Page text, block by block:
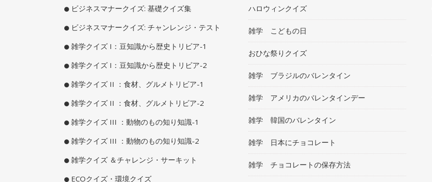
ビジネスマナークイズ: 基礎クイズ集
ビジネスマナークイズ: チャンレンジ・テスト
雑学クイズ I：豆知識から歴史トリビア-1
雑学クイズ I：豆知識から歴史トリビア-2
雑学クイズ II ：食材、グルメトリビア-1
雑学クイズ II ：食材、グルメトリビア-2
雑学クイズ III ：動物のもの知り知識-1
雑学クイズ III ：動物のもの知り知識-2
雑学クイズ ＆チャレンジ・サーキット
ECOクイズ・環境クイズ
ハロウィンクイズ
雑学 こどもの日
おひな祭りクイズ
雑学 ブラジルのバレンタイン
雑学 アメリカのバレンタインデー
雑学 韓国のバレンタイン
雑学 日本にチョコレート
雑学 チョコレートの保存方法